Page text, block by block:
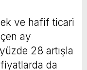
ve hafif ticari
ay
28 artışla
da